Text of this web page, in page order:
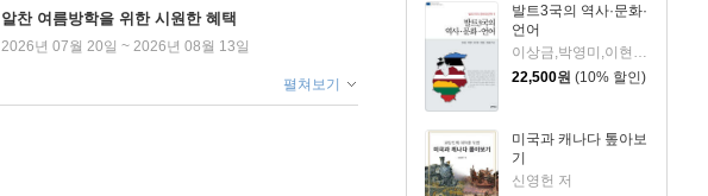
발트3국의 역사·문화·
언어
이상금,박영미,이현진,허남영,윤기현 저
22,500원 (10% 할인)
미국과 캐나다 톺아보
기
신영헌 저
알찬 여름방학을 위한 시원한 혜택
2026년 07월 20일 ~ 2026년 08월 13일
펼쳐보기